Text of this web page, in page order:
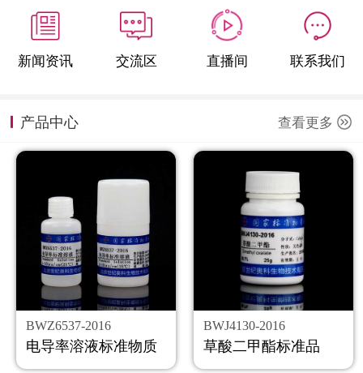
新闻资讯 交流区 直播间 联系我们
产品中心 查看更多
BWZ6537-2016
电导率溶液标准物质
BWJ4130-2016
草酸二甲酯标准品
定制标物
定制仪器
新闻资讯
公司主页
购物车
会员中心
联系我们